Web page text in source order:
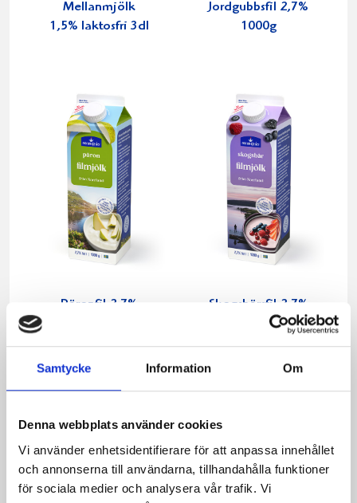
Samtycke Information Om
Denna webbplats använder cookies
Vi använder enhetsidentifierare för att anpassa innehållet
och annonserna till användarna, tillhandahålla funktioner
för sociala medier och analysera vår trafik. Vi
Mellanmjölk
1,5% laktosfri 3dl
Jordgubbsfil 2,7%
1000g
Päronfil 2,7%
Skogsbärsfil 2,7%
1000g